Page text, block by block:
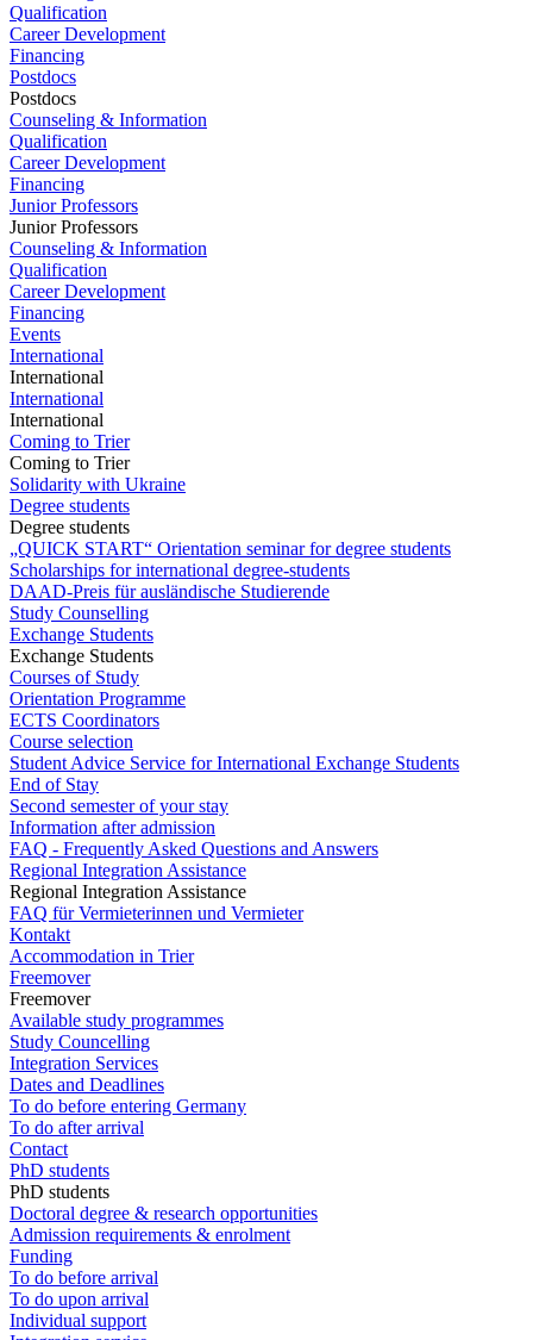
Qualification
Career Development
Financing
Postdocs
Postdocs
Counseling & Information
Qualification
Career Development
Financing
Junior Professors
Junior Professors
Counseling & Information
Qualification
Career Development
Financing
Events
International
International
International
International
Coming to Trier
Coming to Trier
Solidarity with Ukraine
Degree students
Degree students
„QUICK START“ Orientation seminar for degree students
Scholarships for international degree-students
DAAD-Preis für ausländische Studierende
Study Counselling
Exchange Students
Exchange Students
Courses of Study
Orientation Programme
ECTS Coordinators
Course selection
Student Advice Service for International Exchange Students
End of Stay
Second semester of your stay
Information after admission
FAQ - Frequently Asked Questions and Answers
Regional Integration Assistance
Regional Integration Assistance
FAQ für Vermieterinnen und Vermieter
Kontakt
Accommodation in Trier
Freemover
Freemover
Available study programmes
Study Councelling
Integration Services
Dates and Deadlines
To do before entering Germany
To do after arrival
Contact
PhD students
PhD students
Doctoral degree & research opportunities
Admission requirements & enrolment
Funding
To do before arrival
To do upon arrival
Individual support